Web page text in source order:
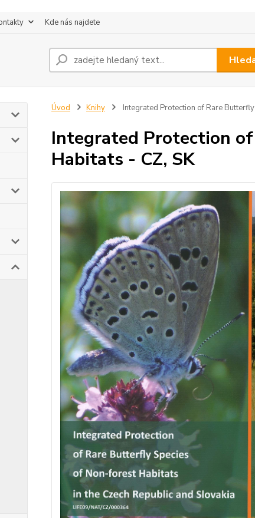
Kde nás najdete
Úvod Knihy Integrated Protection of Rare
Integrated Protection
Habitats - CZ, SK